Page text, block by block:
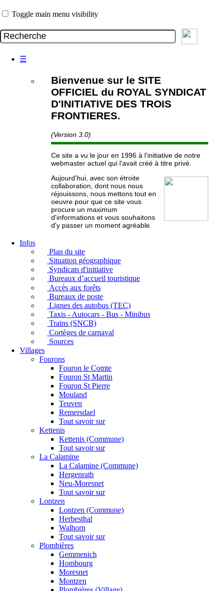
Toggle main menu visibility
☰
Bienvenue sur le SITE
OFFICIEL du ROYAL SYNDICAT
D'INITIATIVE DES TROIS
FRONTIERES.
(Version 3.0)
Ce site a vu le jour en 1996 à l'initiative de notre
webmaster actuel qui l'avait créé à titre privé.
Aujourd'hui, avec son étroite
collaboration, dont nous nous
réjouissons, nous mettons tout en
oeuvre pour que ce site vous
procure un maximum
d'informations et vous souhaitons
d'y passer un moment agréable.
Infos
Plan du site
Situation géographique
Syndicats d'initiative
Bureaux d’accueil touristique
Accès aux forêts
Bureaux de poste
Lignes des autobus (TEC)
Taxis - Autocars - Bus - Minibus
Trains (SNCB)
Cortèges de carnaval
Sources
Villages
Fourons
Fouron le Comte
Fouron St Martin
Fouron St Pierre
Mouland
Teuven
Remersdael
Tout savoir sur
Kettenis
Kettenis (Commune)
Tout savoir sur
La Calamine
La Calamine (Commune)
Hergenrath
Neu-Moresnet
Tout savoir sur
Lontzen
Lontzen (Commune)
Herbesthal
Walhorn
Tout savoir sur
Plombières
Gemmenich
Hombourg
Moresnet
Montzen